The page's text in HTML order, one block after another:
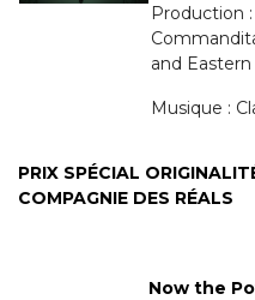
Production
and
Musique :
PRIX SPÉCIAL
COMPAGNIE DES RÉALS
Now the